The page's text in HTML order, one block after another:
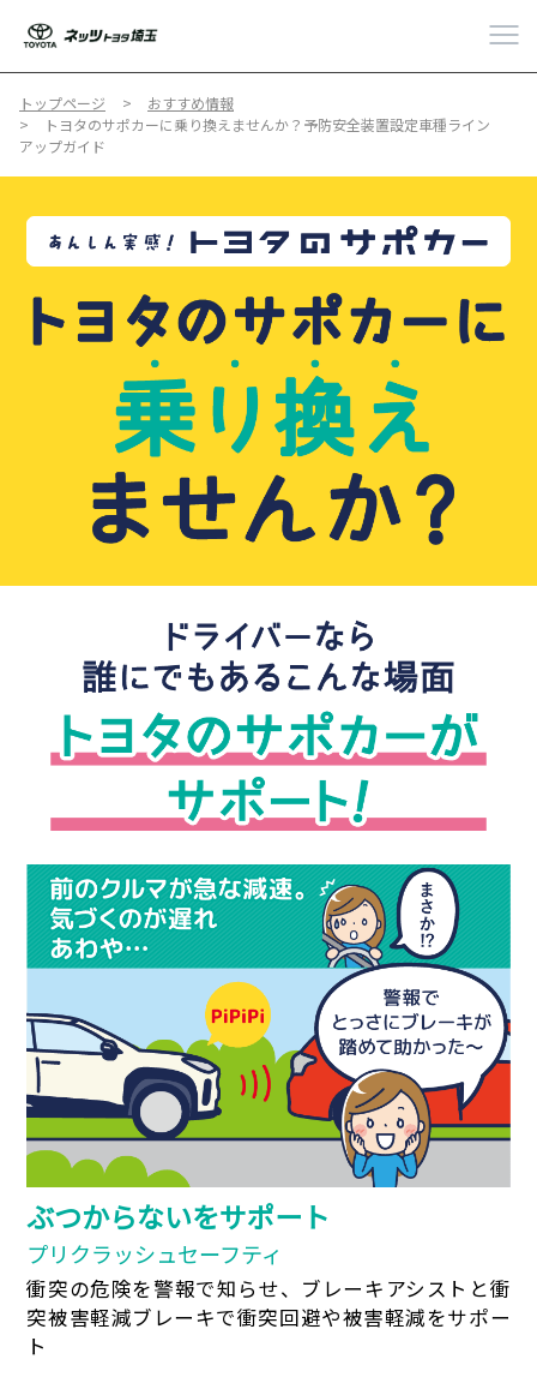
トップページ
おすすめ情報
トヨタのサポカーに乗り換えませんか？予防安全装置設定車種ライン
アップガイド
ぶつからないをサポート
プリクラッシュセーフティ
衝突の危険を警報で知らせ、ブレーキアシストと衝
突被害軽減ブレーキで衝突回避や被害軽減をサポー
ト